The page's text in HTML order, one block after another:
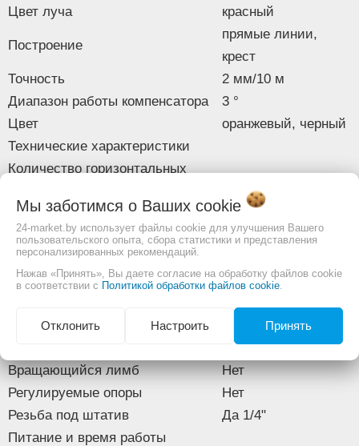
Комплект поставки
- инструкция,
- батарейки,
- сумка.
Изображение товара и комплектация могут отличаться.
Полное описание:
Цвет луча
красный
Построение
прямые линии,
крест
Точность
2 мм/10 м
Диапазон работы компенсатора
3 °
Цвет
оранжевый, черный
Технические характеристики
Количество горизонтальных
Количество вертикальных
плоскостей (проекций)
1
Лазерный отвес
Режим сканирования
Нет
Класс защиты корпуса
от -5 до +50 °С
Вращающийся лимб
Нет
Регулируемые опоры
Нет
Резьба под штатив
Да 1/4"
Питание и время работы
Мы заботимся о Ваших cookie
24-market.by использует файлы cookie для улучшения Вашего
пользовательского опыта, сбора статистики и представления
персонализированных рекомендаций.
Нажав «Принять», Вы даете согласие на обработку файлов cookie
в соответствии с Политикой обработки файлов cookie.
Отклонить Настроить Принять